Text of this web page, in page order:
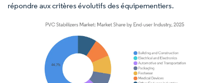
répondre aux critères évolutifs des équipementiers.